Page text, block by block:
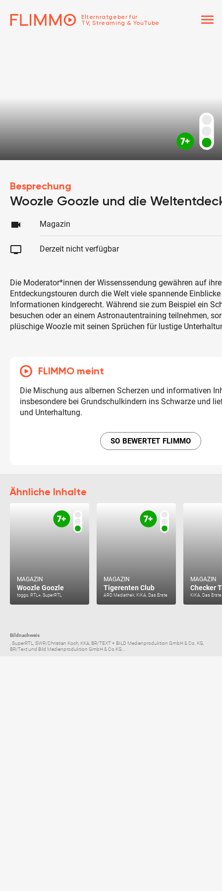
Elternratgeber für
TV, Streaming & YouTube
menu
Besprechung
Woozle Goozle und die
videocam Magazin
tv Derzeit nicht verfügbar
Die Moderator*innen der Wissenssendung gewähren auf
Entdeckungstouren durch die Welt viele spannende
Informationen kindgerecht. Während sie zum Beispiel ein
besuchen oder an einem Astronautentraining teilnehmen,
plüschige Woozle mit seinen Sprüchen für lustige
FLIMMO meint
Die Mischung aus albernen Scherzen und informativen
insbesondere bei Grundschulkindern ins Schwarze und
und Unterhaltung.
SO BEWERTET FLIMMO
Ähnliche Inhalte
MAGAZIN
Woozle Goozle
toggo, RTL+, SuperRTL
MAGAZIN
Tigerenten Club
ARD Mediathek, KiKA, Das Erste
MAGAZIN
Checker
KiKA, Das Erste
Bildnachweis
, SuperRTL, SWR/Christian Koch, KKA, BR/TEXT + BILD Medienproduktion GmbH & Co. KG,
BR/Text und Bild Medienproduktion GmbH & Co.KG...